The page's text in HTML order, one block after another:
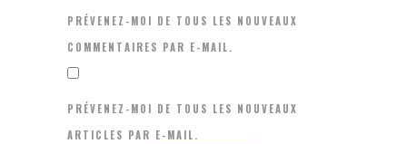
PRÉVENEZ-MOI DE TOUS LES NOUVEAUX
COMMENTAIRES PAR E-MAIL.
PRÉVENEZ-MOI DE TOUS LES NOUVEAUX
ARTICLES PAR E-MAIL.